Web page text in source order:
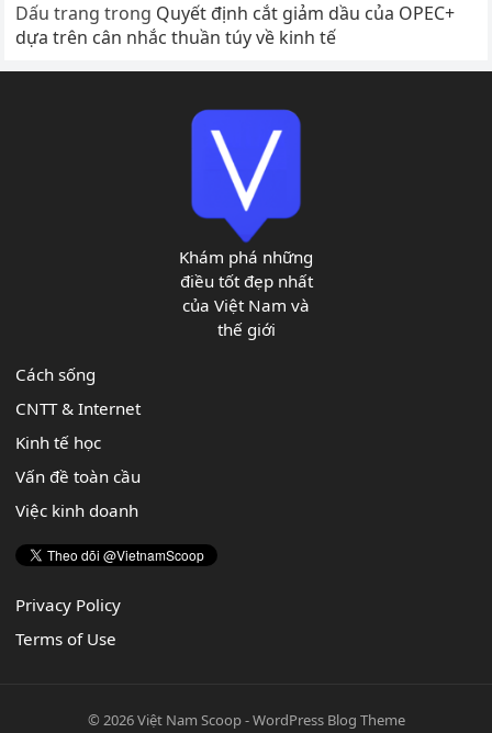
Dấu trang trong Quyết định cắt giảm dầu của OPEC+
dựa trên cân nhắc thuần túy về kinh tế
Khám phá những
điều tốt đẹp nhất
của Việt Nam và
thế giới
Cách sống
CNTT & Internet
Kinh tế học
Vấn đề toàn cầu
Việc kinh doanh
Privacy Policy
Terms of Use
© 2026Việt Nam Scoop-WordPress Blog Theme